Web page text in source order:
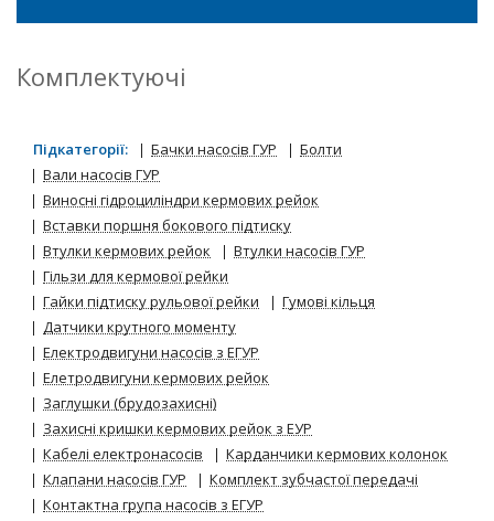
Комплектуючі
Підкатегорії: Бачки насосів ГУР
Болти
Вали насосів ГУР
Виносні гідроциліндри кермових рейок
Вставки поршня бокового підтиску
Втулки кермових рейок
Втулки насосів ГУР
Гільзи для кермової рейки
Гайки підтиску рульової рейки
Гумові кільця
Датчики крутного моменту
Електродвигуни насосів з ЕГУР
Елетродвигуни кермових рейок
Заглушки (брудозахисні)
Захисні кришки кермових рейок з ЕУР
Кабелі електронасосів
Карданчики кермових колонок
Клапани насосів ГУР
Комплект зубчастої передачі
Контактна група насосів з ЕГУР